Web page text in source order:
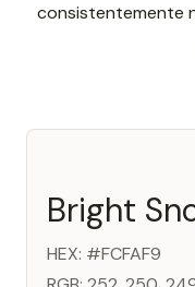
consistentemente
Bright
HEX: #FCFAF9